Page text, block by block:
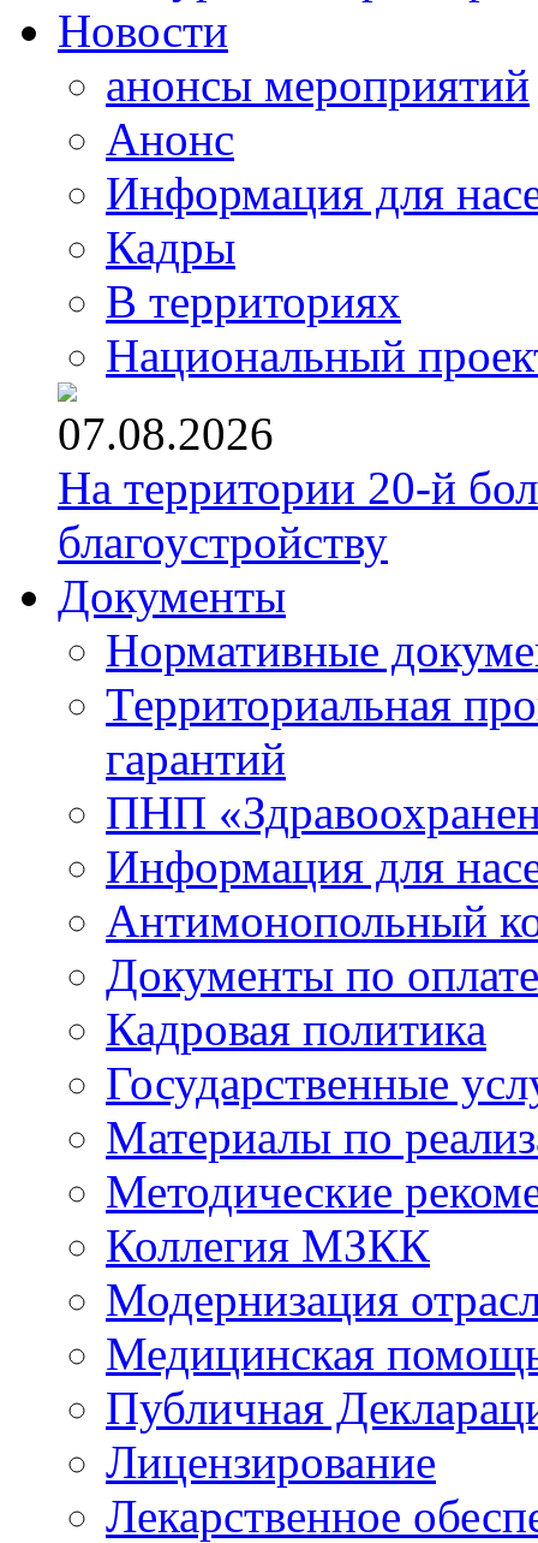
Новости
анонсы мероприятий
Анонс
Информация для
Кадры
В территориях
Национальный
07.08.2026
На территории 20-й
благоустройству
Документы
Нормативные
Территориальная
гарантий
ПНП
Информация для
Антимонопольный
Документы по
Кадровая политика
Государственные
Материалы по
Методические
Коллегия МЗКК
Модернизация
Медицинская
Публичная
Лицензирование
Лекарственное